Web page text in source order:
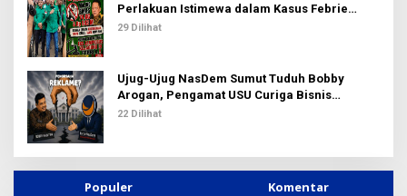
Perlakuan Istimewa dalam Kasus Febrie
Adriansyah
29 Dilihat
Ujug-Ujug NasDem Sumut Tuduh Bobby
Arogan, Pengamat USU Curiga Bisnis
Reklame
22 Dilihat
Populer Komentar